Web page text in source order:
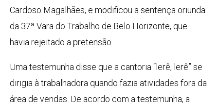
Cardoso Magalhães, e modificou a sentença oriunda
da 37ª Vara do Trabalho de Belo Horizonte, que
havia rejeitado a pretensão.
Uma testemunha disse que a cantoria “lerê, lerê” se
dirigia à trabalhadora quando fazia atividades fora da
área de vendas. De acordo com a testemunha, a